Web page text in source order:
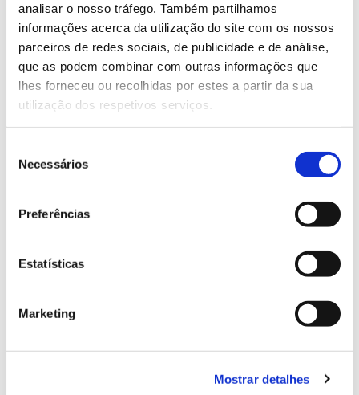
analisar o nosso tráfego. Também partilhamos
informações acerca da utilização do site com os nossos
parceiros de redes sociais, de publicidade e de análise,
que as podem combinar com outras informações que
lhes forneceu ou recolhidas por estes a partir da sua
utilização dos respetivos serviços.
Necessários
Preferências
Estatísticas
Marketing
Mostrar detalhes
13.07.2026
Genoma do priolo e de outras espécies em risco:
conhecer para conservar
Registar galhas de Trichi em acácia-das-espigas:
25.06.2026
Natureza e florestas procuram jovens voluntários